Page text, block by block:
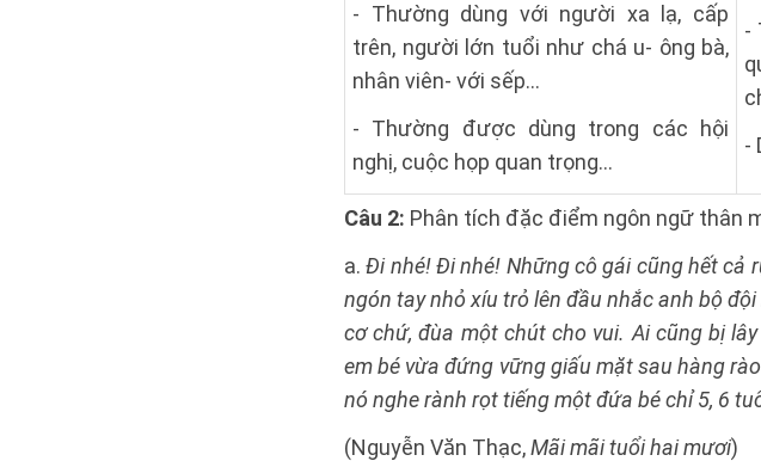
- Thường dùng với người xa lạ, cấp
trên, người lớn tuổi như chá u- ông bà,
nhân viên- với sếp…
- Thường được dùng trong các hội
nghị, cuộc họp quan trọng…
-
-
Câu 2: Phân tích đặc điểm ngôn ngữ thân
a.Đi nhé! Đi nhé! Những cô gái cũng hết cả
ngón tay nhỏ xíu trỏ lên đầu nhắc anh bộ
cơ chứ, đùa một chút cho vui. Ai cũng bị
em bé vừa đứng vững giấu mặt sau hàng
nó nghe rành rọt tiếng một đứa bé chỉ 5, 6
(Nguyễn Văn Thạc,Mãi mãi tuổi hai mươi)